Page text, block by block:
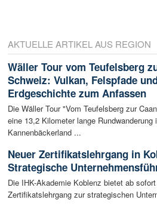
AKTUELLE ARTIKEL AUS REGION
Wäller Tour vom Teufelsberg
Schweiz: Vulkan, Felspfade
Erdgeschichte zum Anfassen
Die Wäller Tour "Vom Teufelsberg zur
eine 13,2 Kilometer lange Rundwanderung
Kannenbäckerland ...
Neuer Zertifikatslehrgang in
Strategische
Die IHK-Akademie Koblenz bietet ab
Zertifikatslehrgang zur strategischen